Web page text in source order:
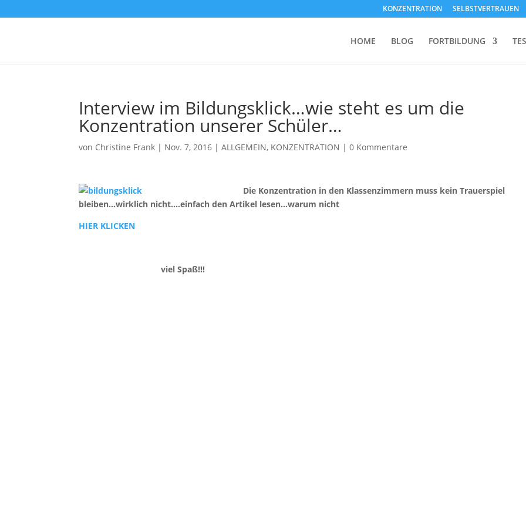
KONZENTRATION SELBSTVERTRAUEN
HOME BLOG FORTBILDUNG
Interview im Bildungsklick…wie steht es um die
Konzentration unserer Schüler…
von Christine Frank | Nov. 7, 2016 |ALLGEMEIN, KONZENTRATION |0 Kommentare
Die Konzentration in den Klassenzimmern muss kein Trauerspiel
bleiben…wirklich nicht….einfach den Artikel lesen…warum nicht
HIER KLICKEN
viel Spaß!!!